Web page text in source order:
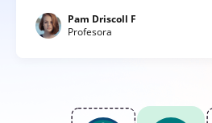
Pam Driscoll F
Profesora